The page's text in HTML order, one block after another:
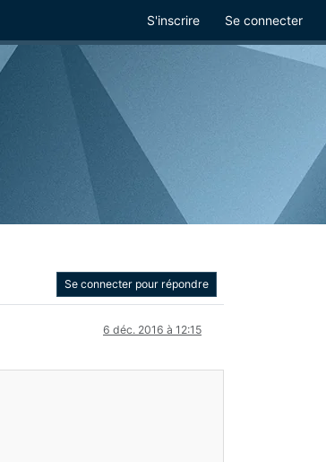
S'inscrire Se connecter
Se connecter pour répondre
6 déc. 2016 à 12:15